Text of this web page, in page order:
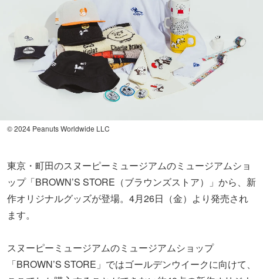
© 2024 Peanuts Worldwide LLC
東京・町田のスヌーピーミュージアムのミュージアムショ
ップ「BROWN’S STORE（ブラウンズストア）」から、新
作オリジナルグッズが登場。4月26日（金）より発売され
ます。
スヌーピーミュージアムのミュージアムショップ
「BROWN’S STORE」ではゴールデンウイークに向けて、